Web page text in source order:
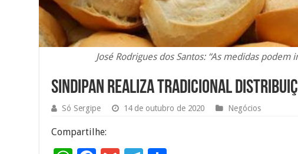
José Rodrigues dos Santos: “As medidas podem
Sindipan realiza tradicional
Compartilhe: